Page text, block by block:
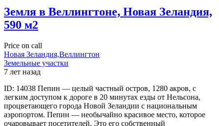
Земля в Веллингтоне, Новая Зеландия,
590 м2
Price on call
Новая Зеландия,Веллингтон
Земельные участки
7 лет назад
ID: 14038 Пепин — целый частный остров, 1280 акров, с
легким доступом к дороге в 20 минутах езды от Нельсона,
процветающего города Новой Зеландии с национальным
аэропортом. Пепин — необычайно красивое место, которое
очаровывает посетителей. Это его собственный